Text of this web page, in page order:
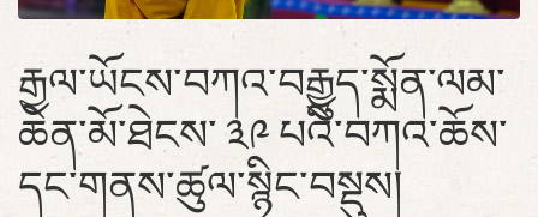
རྒྱལ་ཡོངས་བཀའ་བརྒྱུད་སྨོན་ལམ་
ཆེན་མོ་ཐེངས་ ༣༩ པའི་བཀའ་ཆོས་
དང་གནས་ཚུལ་སྙིང་བསྡུས།